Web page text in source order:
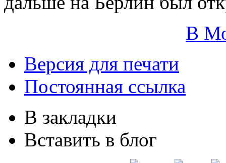
В
Версия для печати
Постоянная ссылка
В закладки
Вставить в блог